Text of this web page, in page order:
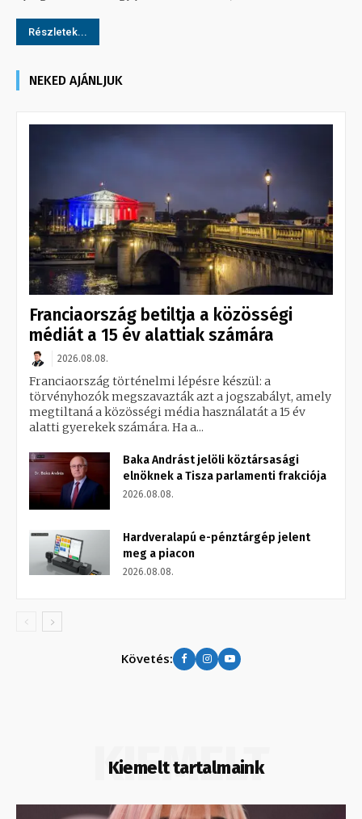
Részletek...
NEKED AJÁNLJUK
Franciaország betiltja a közösségi
médiát a 15 év alattiak számára
2026.08.08.
Franciaország történelmi lépésre készül: a
törvényhozók megszavazták azt a jogszabályt, amely
megtiltaná a közösségi média használatát a 15 év
alatti gyerekek számára. Ha a...
Baka Andrást jelöli köztársasági
elnöknek a Tisza parlamenti frakciója
2026.08.08.
Hardveralapú e-pénztárgép jelent
meg a piacon
2026.08.08.
Követés:
Kiemelt tartalmaink
KIEMELT